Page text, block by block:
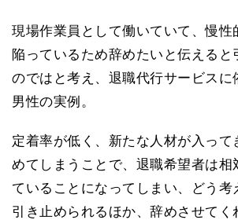
現場作業員として働いていて、慢性
陥っているため辞めたいと伝えると
のではと考え、退職代行サービスに
男性の実例。
定着率が低く、新たな人材が入って
めてしまうことで、退職希望者は相
ていることになってしまい、どう考
引き止められるほか、辞めさせてく